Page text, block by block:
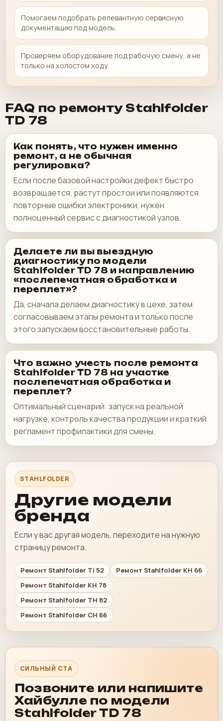
Помогаем подобрать релевантную сервисную
документацию под модель.
Проверяем оборудование под рабочую смену, а не
только на холостом ходу.
FAQ по ремонту Stahlfolder
TD 78
Как понять, что нужен именно
ремонт, а не обычная
регулировка?
Если после базовой настройки дефект быстро
возвращается, растут простои или появляются
повторные ошибки электроники, нужен
полноценный сервис с диагностикой узлов.
Делаете ли вы выездную
диагностику по модели
Stahlfolder TD 78 и направлению
«послепечатная обработка и
переплет»?
Да, сначала делаем диагностику в цехе, затем
согласовываем этапы ремонта и только после
этого запускаем восстановительные работы.
Что важно учесть после ремонта
Stahlfolder TD 78 на участке
послепечатная обработка и
переплет?
Оптимальный сценарий: запуск на реальной
нагрузке, контроль качества продукции и краткий
регламент профилактики для смены.
STAHLFOLDER
Другие модели
бренда
Если у вас другая модель, переходите на нужную
страницу ремонта.
Ремонт Stahlfolder Ti 52
Ремонт Stahlfolder KH 66
Ремонт Stahlfolder KH 78
Ремонт Stahlfolder TH 82
Ремонт Stahlfolder CH 66
СИЛЬНЫЙ CTA
Позвоните или напишите
Хайбулле по модели
Stahlfolder TD 78